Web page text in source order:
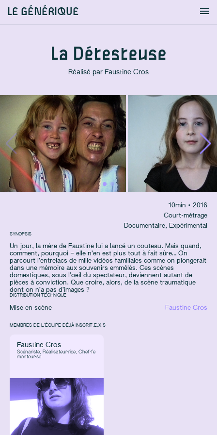
LE GÉNÉRIQUE
La Détesteuse
Réalisé par Faustine Cros
SYNOPSIS
Un jour, la mère de Faustine lui a lancé un couteau. Mais quand,
comment, pourquoi – elle n’en est plus tout à fait sûre… On
parcourt l’entrelacs de mille vidéos familiales comme on plongerait
dans une mémoire aux souvenirs emmêlés. Ces scènes
domestiques, sous l’oeil du spectateur, deviennent autant de
pièces à conviction. Que croire, alors, de la scène traumatique
dont on n’a pas d’images ?
10min • 2016
Court-métrage
Documentaire, Expérimental
DISTRIBUTION TECHNIQUE
Mise en scène Faustine Cros
MEMBRES DE L'ÉQUIPE DÉJÀ INSCRIT.E.X.S
Faustine Cros
Scénariste, Réalisateur·rice, Chef·fe
monteur·se